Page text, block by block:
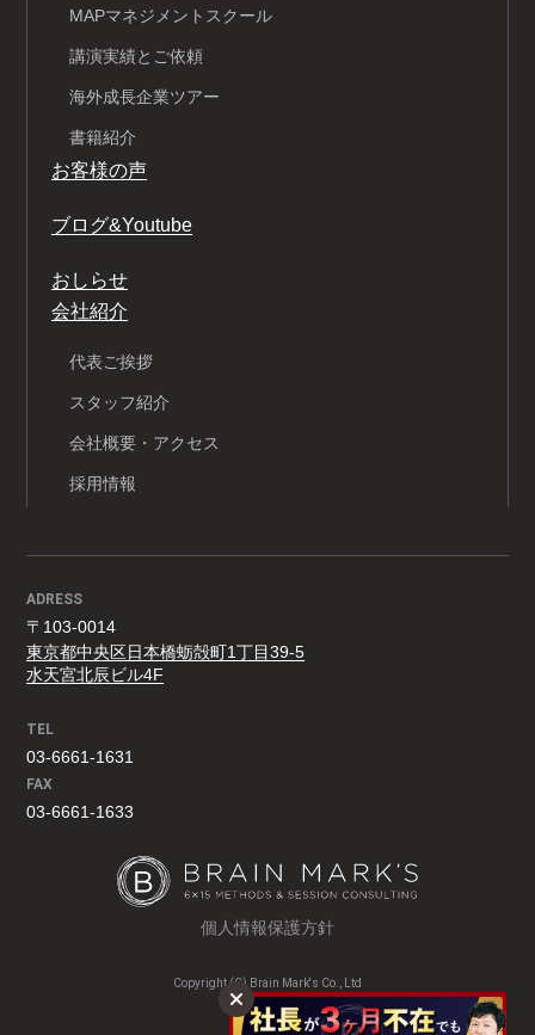
MAPマネジメントスクール
講演実績とご依頼
海外成長企業ツアー
書籍紹介
お客様の声
ブログ&Youtube
おしらせ
会社紹介
代表ご挨拶
スタッフ紹介
会社概要・アクセス
採用情報
ADRESS
〒103-0014
東京都中央区日本橋蛎殻町1丁目39-5
水天宮北辰ビル4F
TEL
03-6661-1631
FAX
03-6661-1633
個人情報保護方針
Copyright (C) Brain Mark's Co., Ltd